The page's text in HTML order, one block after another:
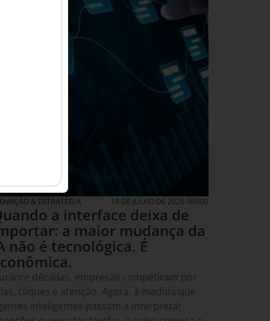
& ESTRATÉGIA 13 DE JULHO DE 2026 08H00
a interface deixa de
a maior mudança da
não é tecnológica. É
décadas, empresas competiram por
cliques e atenção. Agora, à medida que
inteligentes passam a interpretar